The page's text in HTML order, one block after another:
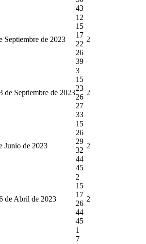
43
Septiembre de 2023
12
15
17
22
26
39
2
de Septiembre de 2023
3
15
23
26
27
33
2
Junio de 2023
15
26
29
32
44
45
2
de Abril de 2023
2
15
17
26
44
45
2
1
7